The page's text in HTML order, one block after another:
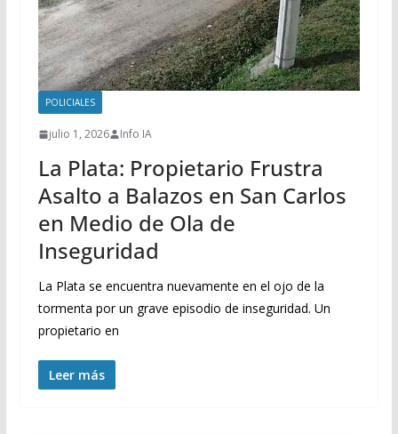
POLICIALES
julio 1, 2026 Info IA
La Plata: Propietario Frustra
Asalto a Balazos en San Carlos
en Medio de Ola de
Inseguridad
La Plata se encuentra nuevamente en el ojo de la
tormenta por un grave episodio de inseguridad. Un
propietario en
Leer más